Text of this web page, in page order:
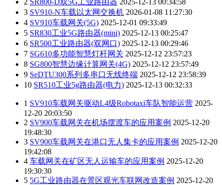
3 SV910-N车载以太网交换机 2026-01-08 11:27:30
4 SV910车载网关(5G) 2025-12-01 09:33:49
5 SR830工业5G路由器(mini) 2025-12-13 00:25:47
6 SR500工业路由器(双网口) 2025-12-13 00:29:46
7 SG610多功能智慧灯杆网关 2025-12-12 23:57:23
8 SG800智慧边缘计算网关(4G) 2025-12-12 23:57:49
9 SeDTU300系列多串口无线终端 2025-12-12 23:58:39
10 SR510工业5g路由器(电力) 2025-12-13 00:32:33
1 SV910车载网关驱动L4级Robotaxi车队智能运营 2025-
12-20 20:03:50
2 SV900车载网关在机场摆渡车的应用案例 2025-12-20
19:48:30
3 SV900车载网关在港口无人集卡的应用案例 2025-12-20
19:42:08
4 车载网关在矿区无人运输车的应用案例 2025-12-20
19:30:30
5 5G工业路由器在景区观光车联网改造案例 2025-12-20